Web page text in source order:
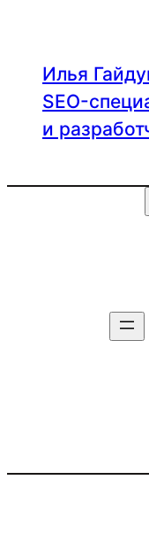
содержимому
Илья
SEO-
и